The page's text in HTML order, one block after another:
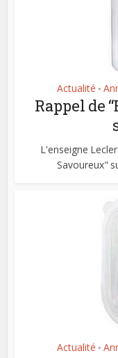
Actualité •
Rappel de
L'enseigne
Savoureux"
Actualité •